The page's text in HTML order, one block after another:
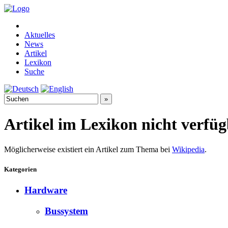
Aktuelles
News
Artikel
Lexikon
Suche
Artikel im Lexikon nicht
Möglicherweise existiert ein Artikel zum Thema bei Wikipedia.
Kategorien
Hardware
Bussystem